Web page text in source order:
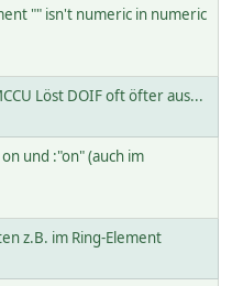
"" isn't numeric in numeric
Löst DOIF oft öfter aus...
und :"on" (auch im
z.B. im Ring-Element